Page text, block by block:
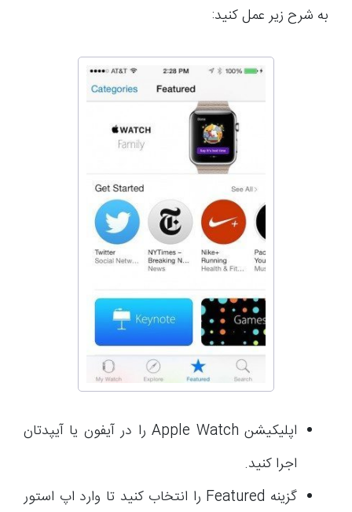
به شرح زیر عمل کنید:
اپلیکیشن Apple Watch را در آیفون یا آیپدتان
اجرا کنید.
گزینه Featured را انتخاب کنید تا وارد اپ استور